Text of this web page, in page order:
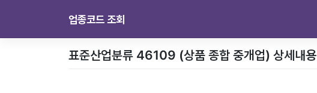
업종코드 조회
표준산업분류 46109 (상품 종합 중개업) 상세내용